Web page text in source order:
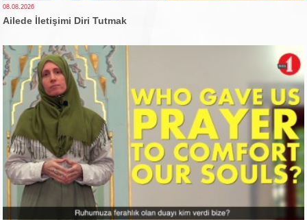
08.08.2026
Ailede İletişimi Diri Tutmak